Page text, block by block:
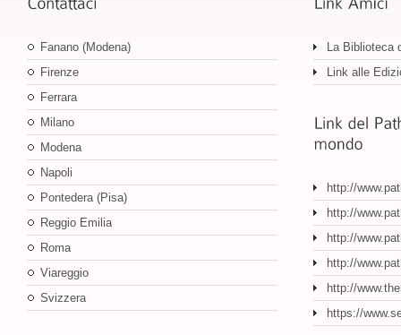
Fanano (Modena)
Firenze
Ferrara
Milano
Modena
Napoli
Pontedera (Pisa)
Reggio Emilia
Roma
Viareggio
Svizzera
La Biblioteca
Link alle
http://
http://
http://
http://
http://
https://